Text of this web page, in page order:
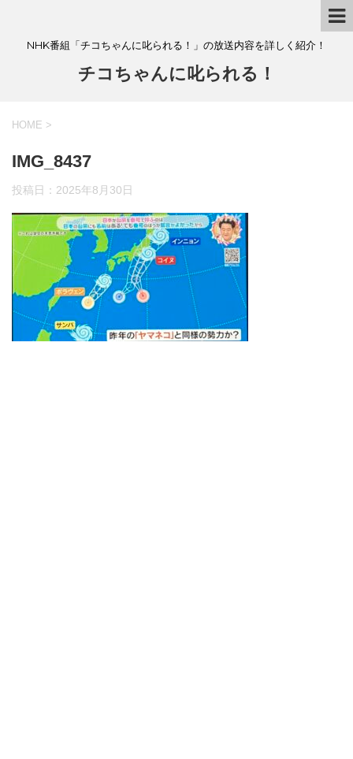
NHK番組「チコちゃんに叱られる！」の放送内容を詳しく紹介！
チコちゃんに叱られる！
HOME >
IMG_8437
投稿日： 2025年8月30日